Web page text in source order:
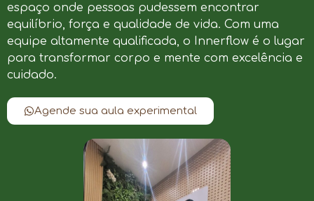
espaço onde pessoas pudessem encontrar
equilíbrio, força e qualidade de vida. Com uma
equipe altamente qualificada, o Innerflow é o lugar
para transformar corpo e mente com excelência e
cuidado.
Agende sua aula experimental